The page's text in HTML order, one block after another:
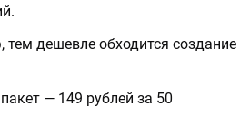
дешевле обходится создание
— 149 рублей за 50